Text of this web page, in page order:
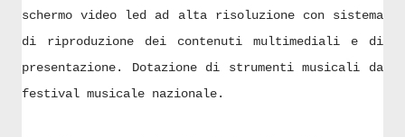
schermo video led ad alta risoluzione con sistema
di riproduzione dei contenuti multimediali e di
presentazione. Dotazione di strumenti musicali da
festival musicale nazionale.